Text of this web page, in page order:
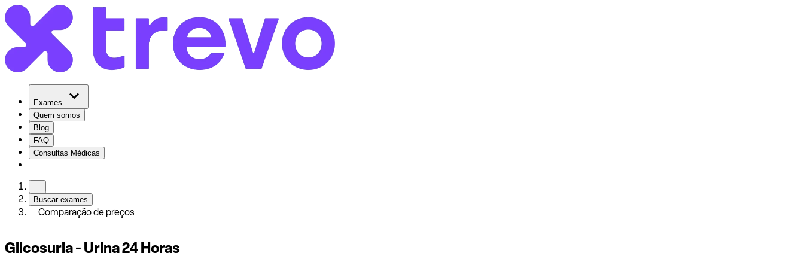
Exames
Quem somos
Blog
FAQ
Consultas Médicas
Buscar exames
Comparação de preços
Glicosuria - Urina 24 Horas